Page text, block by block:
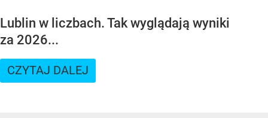
Lublin w liczbach. Tak wyglądają wyniki
za 2026...
CZYTAJ DALEJ